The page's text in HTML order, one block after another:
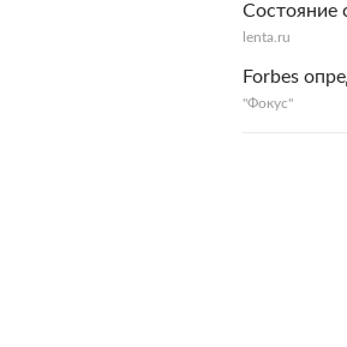
Состояние
lenta.ru
Forbes
"Фокус"